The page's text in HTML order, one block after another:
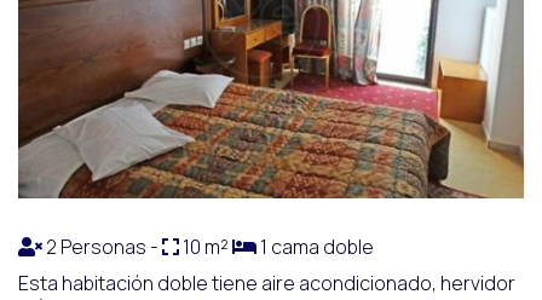
2 Personas - 10 m²
1 cama doble
Esta habitación doble tiene aire acondicionado, hervidor